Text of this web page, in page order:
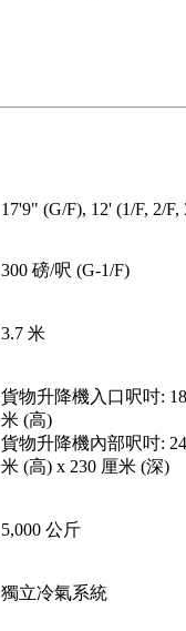
17'9" (G/F), 12' (1/F, 2/
300 磅/呎 (G-1/F)
3.7 米
貨物升降機入口呎吋:
米 (高)
貨物升降機內部呎吋:
米 (高) x 230 厘米 (深)
5,000 公斤
獨立冷氣系統